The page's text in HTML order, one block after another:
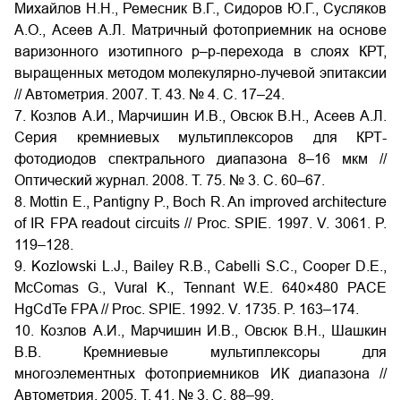
Михайлов Н.Н., Ремесник В.Г., Сидоров Ю.Г., Сусляков
А.О., Асеев А.Л. Матричный фотоприемник на основе
варизонного изотипного р–р-перехода в слоях КРТ,
выращенных методом молекулярно-лучевой эпитаксии
// Автометрия. 2007. Т. 43. № 4. С. 17–24.
7. Козлов А.И., Марчишин И.В., Овсюк В.Н., Асеев А.Л.
Серия кремниевых мультиплексоров для КРТ-
фотодиодов спектрального диапазона 8–16 мкм //
Оптический журнал. 2008. Т. 75. № 3. C. 60–67.
8. Mottin E., Pantigny P., Boch R. An improved architecture
of IR FPA readout circuits // Proc. SPIE. 1997. V. 3061. P.
119–128.
9. Kozlowski L.J., Bailey R.B., Cabelli S.C., Cooper D.E.,
McComas G., Vural K., Tennant W.E. 640×480 PACE
HgCdTe FPA // Proc. SPIE. 1992. V. 1735. P. 163–174.
10. Козлов А.И., Марчишин И.В., Овсюк В.Н., Шашкин
В.В. Кремниевые мультиплексоры для
многоэлементных фотоприемников ИК диапазона //
Автометрия. 2005. Т. 41. № 3. С. 88–99.